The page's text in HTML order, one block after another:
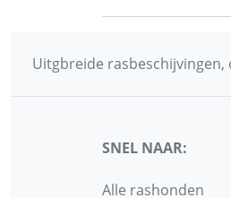
Uitgbreide
SNEL NAAR:
Alle rashonden